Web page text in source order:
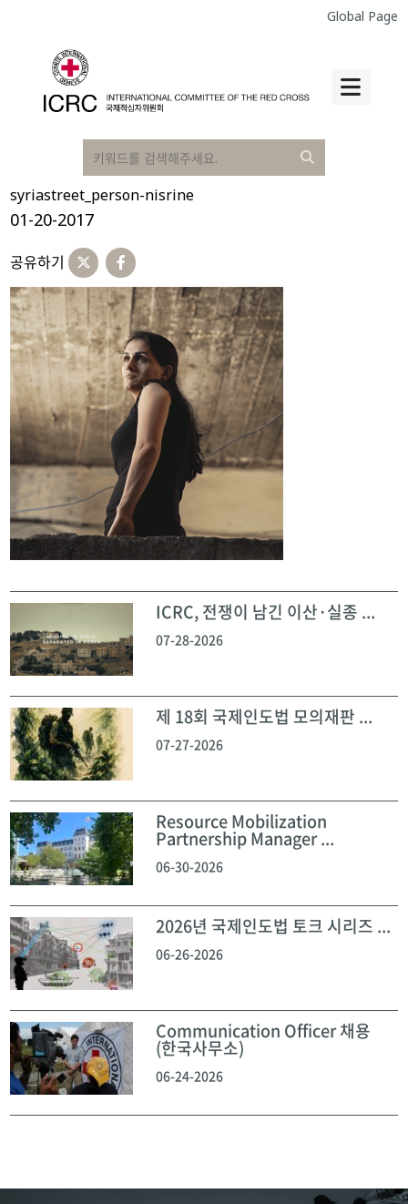
Global Page
syriastreet_person-nisrine
01-20-2017
공유하기
ICRC, 전쟁이 남긴 이산·실종 ...
07-28-2026
제 18회 국제인도법 모의재판 ...
07-27-2026
Resource Mobilization
Partnership Manager ...
06-30-2026
2026년 국제인도법 토크 시리즈 ...
06-26-2026
Communication Officer 채용
(한국사무소)
06-24-2026